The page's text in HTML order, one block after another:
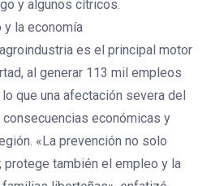
y algunos cítricos.
y la economía
es el principal motor
al generar 113 mil empleos
que una afectación severa del
económicas y
«La prevención no solo
protege también el empleo y la